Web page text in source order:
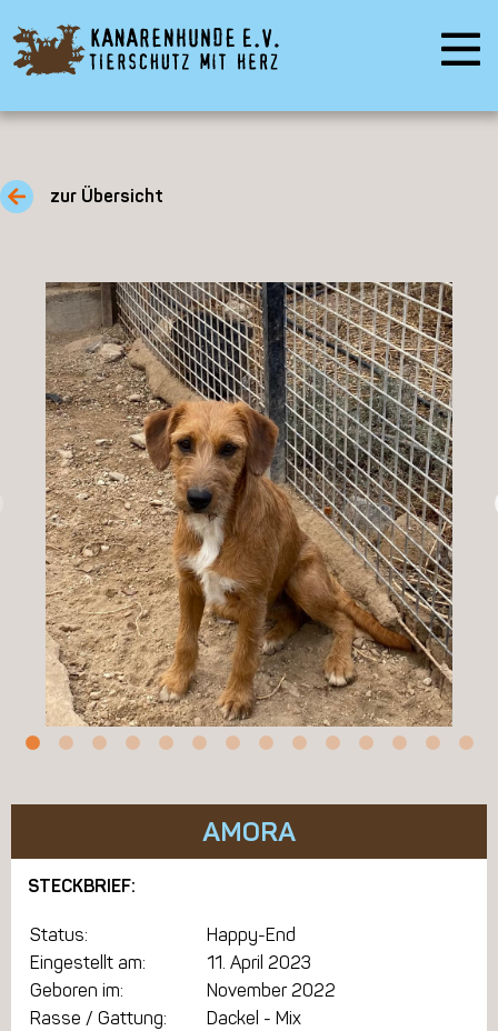
zur Übersicht
AMORA
STECKBRIEF:
Status:
Happy-End
Eingestellt am:
11. April 2023
Geboren im:
November 2022
Rasse / Gattung:
Dackel - Mix